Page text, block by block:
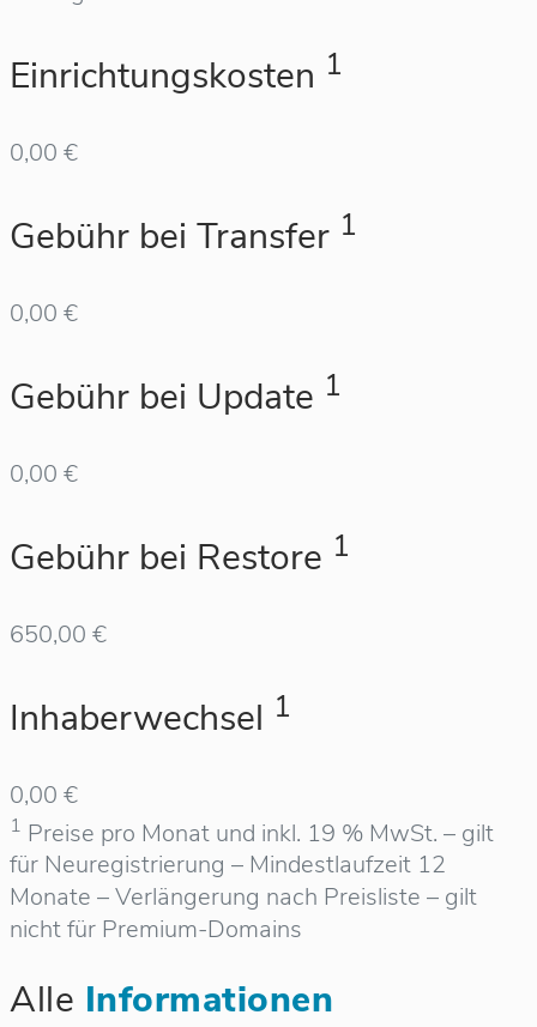
Einrichtungskosten 1
0,00 €
Gebühr bei Transfer 1
0,00 €
Gebühr bei Update 1
0,00 €
Gebühr bei Restore 1
650,00 €
Inhaberwechsel 1
0,00 €
1 Preise pro Monat und inkl. 19 % MwSt. – gilt
für Neuregistrierung – Mindestlaufzeit 12
Monate – Verlängerung nach Preisliste – gilt
nicht für Premium-Domains
Alle Informationen